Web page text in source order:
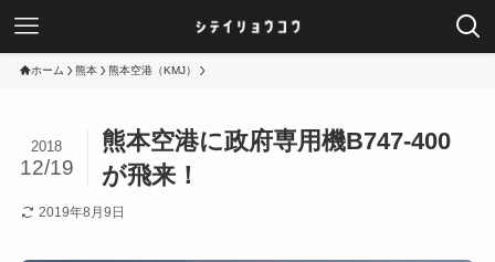
ホーム 熊本 熊本空港（KMJ）
熊本空港に政府専用機B747-400
が飛来！
2018
12/19
2019年8月9日